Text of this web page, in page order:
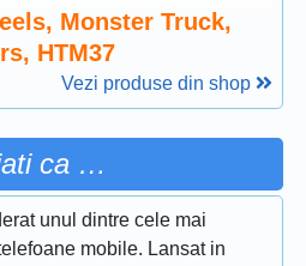
Monster Truck,
HTM37
Vezi produse din shop
ca …
unul dintre cele mai
mobile. Lansat in